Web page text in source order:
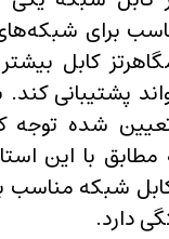
برای
کابل بیشتر
پشتیبانی کند.
شده توجه
با این
شبکه مناسب
دارد.